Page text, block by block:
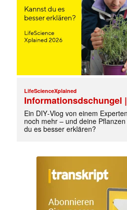
LifeScienceXplained
Informationsdschungel
Ein DIY‑Vlog von einem
noch mehr – und deine
du es besser erklären?